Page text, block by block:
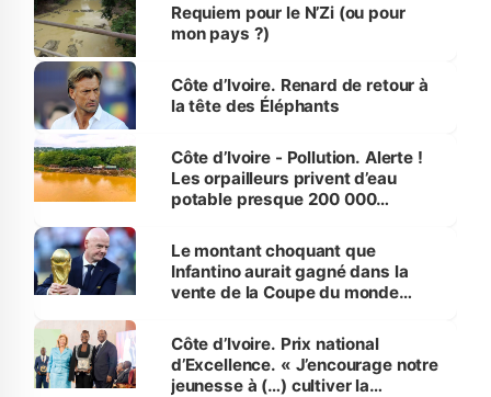
Requiem pour le N’Zi (ou pour
mon pays ?)
Côte d’Ivoire. Renard de retour à
la tête des Éléphants
Côte d’Ivoire - Pollution. Alerte !
Les orpailleurs privent d’eau
potable presque 200 000
Le montant choquant que
Infantino aurait gagné dans la
vente de la Coupe du monde
Côte d’Ivoire. Prix national
d’Excellence. « J’encourage notre
jeunesse à (…) cultiver la